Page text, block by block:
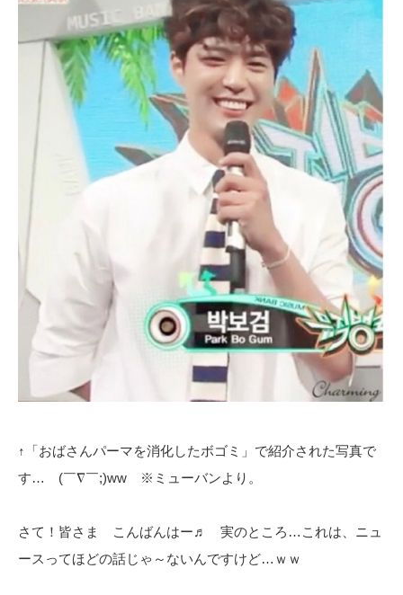
↑「おばさんパーマを消化したボゴミ」で紹介された写真で
す… (￣∇￣;)ww ※ミューバンより。
さて！皆さま こんばんはー♬ 実のところ…これは、ニュ
ースってほどの話じゃ～ないんですけど…ｗｗ